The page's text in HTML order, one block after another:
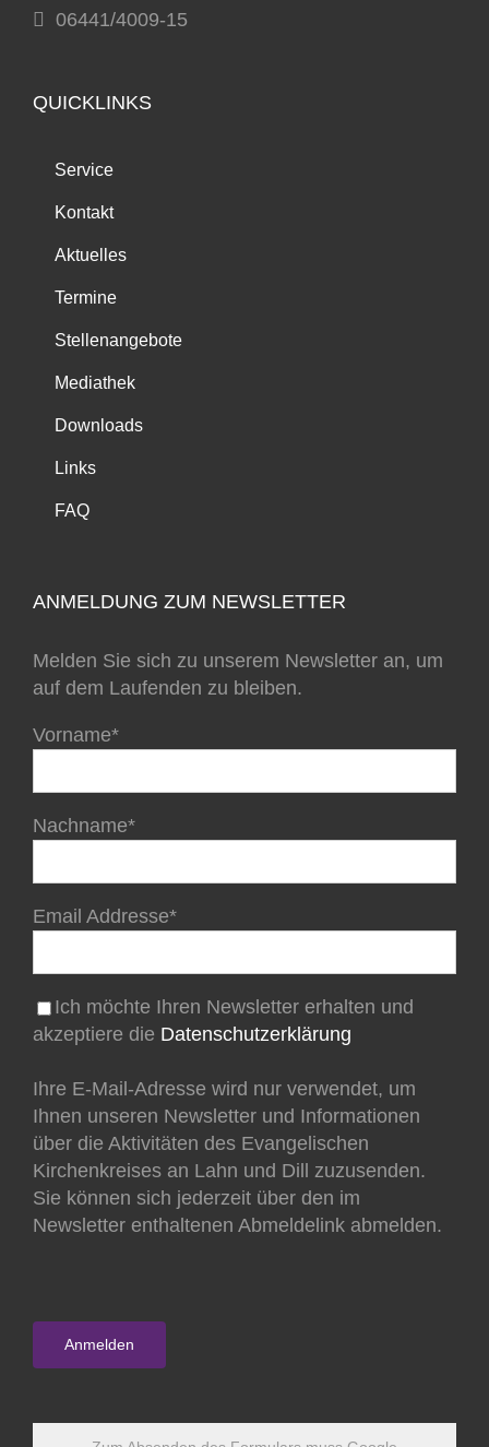
06441/4009-15
QUICKLINKS
Service
Kontakt
Aktuelles
Termine
Stellenangebote
Mediathek
Downloads
Links
FAQ
ANMELDUNG ZUM NEWSLETTER
Melden Sie sich zu unserem Newsletter an, um
auf dem Laufenden zu bleiben.
Vorname*
Nachname*
Email Addresse*
Ich möchte Ihren Newsletter erhalten und
akzeptiere die Datenschutzerklärung
Ihre E-Mail-Adresse wird nur verwendet, um
Ihnen unseren Newsletter und Informationen
über die Aktivitäten des Evangelischen
Kirchenkreises an Lahn und Dill zuzusenden.
Sie können sich jederzeit über den im
Newsletter enthaltenen Abmeldelink abmelden.